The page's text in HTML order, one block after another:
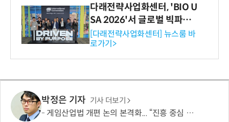
다래전략사업화센터, 'BIO U
SA 2026'서 글로벌 빅파마
와의 비즈니스 미팅 지원…K
-바이오 해외 진출 교두보 확
보
[다래전략사업화센터] 뉴스룸 바
로가기>
박정은 기자 기사 더보기
게임산업법 개편 논의 본격화... “진흥 중심 전환 속 세부 보완 필요”